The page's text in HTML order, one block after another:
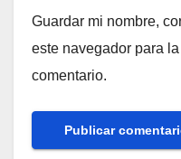
Guardar mi nombre,
este navegador para
comentario.